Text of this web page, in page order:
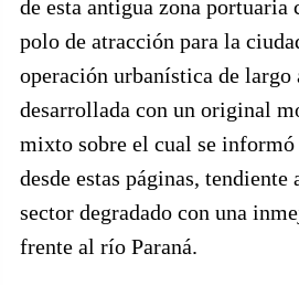
de esta antigua zona portuaria
polo de atracción para la
operación urbanística de largo
desarrollada con un original
mixto sobre el cual se informó
desde estas páginas,
sector degradado con una
frente al río Paraná.